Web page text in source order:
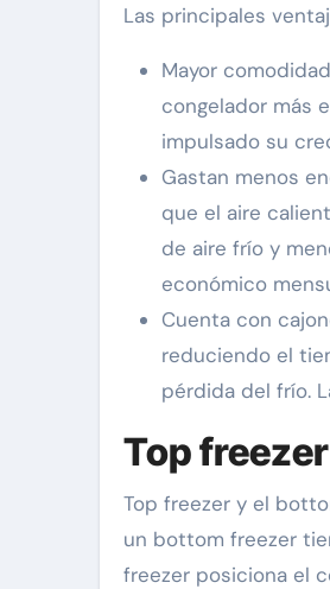
Las principales
Mayor
congelador más
impulsado su
Gastan menos
que el aire
de aire frío y
económico
Cuenta con
reduciendo el
pérdida del frío.
Top
Top freezer y el
un bottom freezer
freezer posiciona el